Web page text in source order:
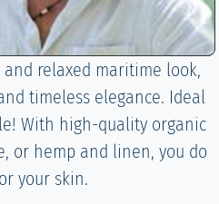
and relaxed maritime look,
timeless elegance. Ideal
With high-quality organic
or hemp and linen, you do
your skin.